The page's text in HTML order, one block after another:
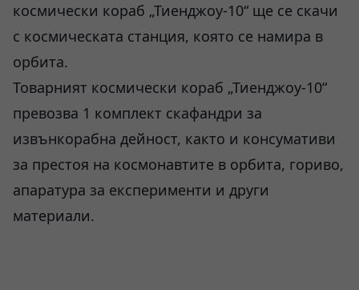
космически кораб „Тиенджоу-10“ ще се скачи
с космическата станция, която се намира в
орбита.
Товарният космически кораб „Тиенджоу-10“
превозва 1 комплект скафандри за
извънкорабна дейност, както и консумативи
за престоя на космонавтите в орбита, гориво,
апаратура за експерименти и други
материали.